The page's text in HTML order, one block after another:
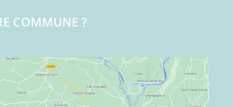
COMMUNE ?